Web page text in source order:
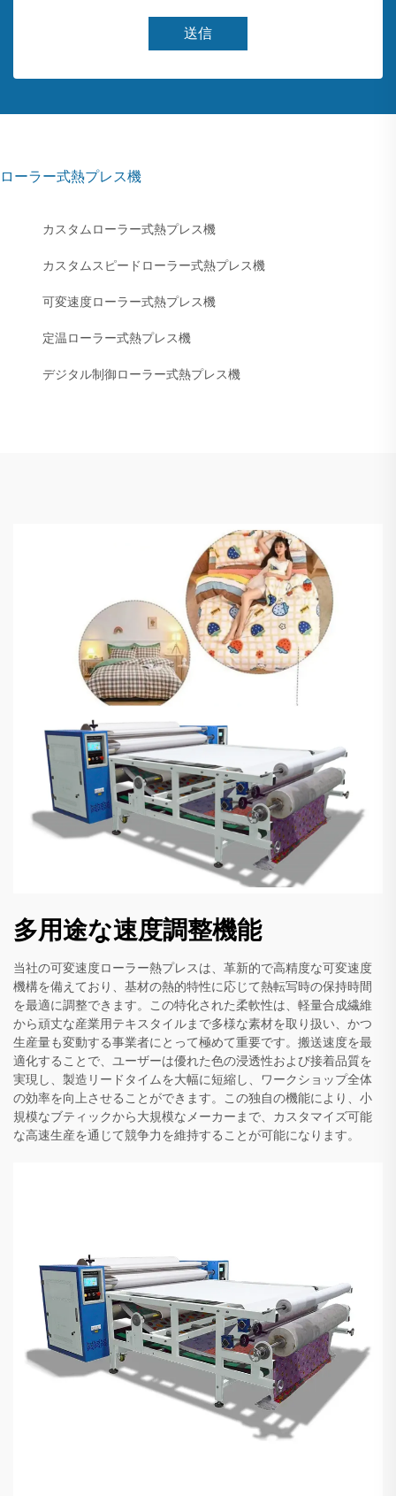
送信
ローラー式熱プレス機
カスタムローラー式熱プレス機
カスタムスピードローラー式熱プレス機
可変速度ローラー式熱プレス機
定温ローラー式熱プレス機
デジタル制御ローラー式熱プレス機
多用途な速度調整機能
当社の可変速度ローラー熱プレスは、革新的で高精度な可変速度
機構を備えており、基材の熱的特性に応じて熱転写時の保持時間
を最適に調整できます。この特化された柔軟性は、軽量合成繊維
から頑丈な産業用テキスタイルまで多様な素材を取り扱い、かつ
生産量も変動する事業者にとって極めて重要です。搬送速度を最
適化することで、ユーザーは優れた色の浸透性および接着品質を
実現し、製造リードタイムを大幅に短縮し、ワークショップ全体
の効率を向上させることができます。この独自の機能により、小
規模なブティックから大規模なメーカーまで、カスタマイズ可能
な高速生産を通じて競争力を維持することが可能になります。